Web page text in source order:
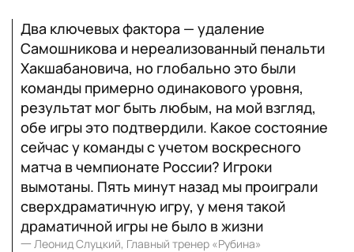
Два ключевых фактора — удаление
Самошникова и нереализованный пенальти
Хакшабановича, но глобально это были
команды примерно одинакового уровня,
результат мог быть любым, на мой взгляд,
обе игры это подтвердили. Какое состояние
сейчас у команды с учетом воскресного
матча в чемпионате России? Игроки
вымотаны. Пять минут назад мы проиграли
сверхдраматичную игру, у меня такой
драматичной игры не было в жизни
一 Леонид Слуцкий, Главный тренер «Рубина»